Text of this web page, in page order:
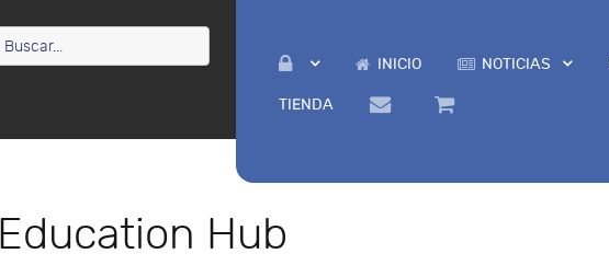
INICIO NOTICIAS
TIENDA
Hub